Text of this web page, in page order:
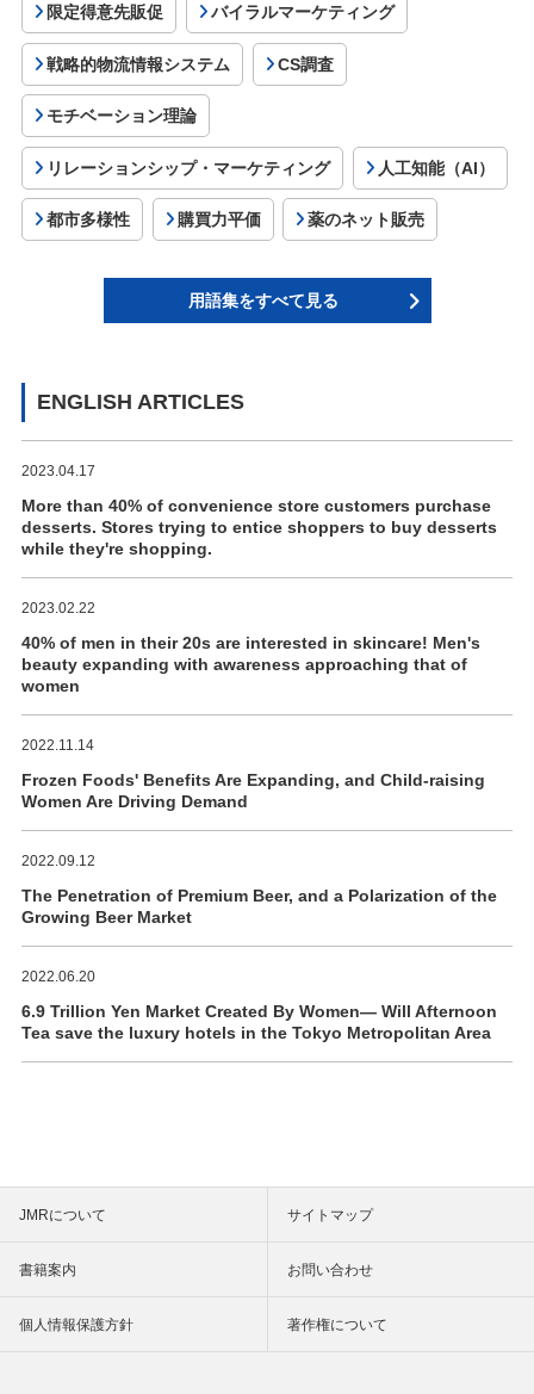
限定得意先販促 バイラルマーケティング
戦略的物流情報システム CS調査
モチベーション理論
リレーションシップ・マーケティング 人工知能（AI）
都市多様性 購買力平価 薬のネット販売
用語集をすべて見る
ENGLISH ARTICLES
2023.04.17
More than 40% of convenience store customers purchase
desserts. Stores trying to entice shoppers to buy desserts
while they're shopping.
2023.02.22
40% of men in their 20s are interested in skincare! Men's
beauty expanding with awareness approaching that of
women
2022.11.14
Frozen Foods' Benefits Are Expanding, and Child-raising
Women Are Driving Demand
2022.09.12
The Penetration of Premium Beer, and a Polarization of the
Growing Beer Market
2022.06.20
6.9 Trillion Yen Market Created By Women― Will Afternoon
Tea save the luxury hotels in the Tokyo Metropolitan Area
JMRについて サイトマップ
書籍案内 お問い合わせ
個人情報保護方針 著作権について